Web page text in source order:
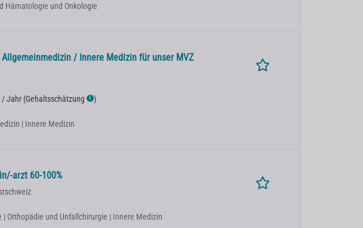
Hämatologie und Onkologie
Allgemeinmedizin / Innere Medizin für unser MVZ
/ Jahr (Gehaltsschätzung ℹ )
| Innere Medizin
arzt 60-100%
| Orthopädie und Unfallchirurgie | Innere Medizin